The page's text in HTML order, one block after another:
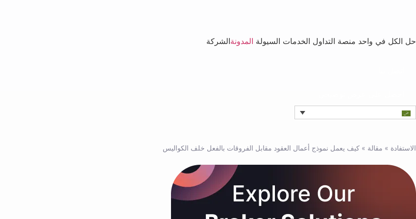
حل الكل في واحد منصة التداول الخدمات السيولة المدونةالشركة
الاستفادة » مقالة » كيف يعمل نموذج أعمال العقود مقابل الفروقات بالفعل خلف الكواليس